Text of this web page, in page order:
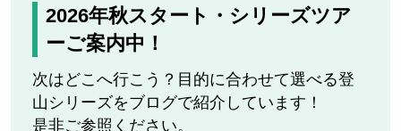
2026年秋スタート・シリーズツア
ーご案内中！
次はどこへ行こう？目的に合わせて選べる登
山シリーズをブログで紹介しています！
是非ご参照ください。